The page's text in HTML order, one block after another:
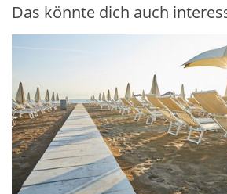
Das könnte dich auch